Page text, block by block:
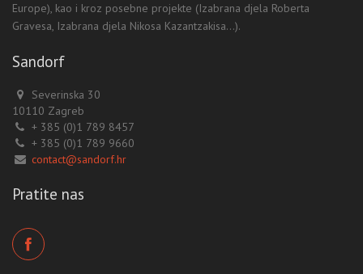
Europe), kao i kroz posebne projekte (Izabrana djela Roberta
Gravesa, Izabrana djela Nikosa Kazantzakisa...).
Sandorf
Severinska 30
10110 Zagreb
+ 385 (0)1 789 8457
+ 385 (0)1 789 9660
contact@sandorf.hr
Pratite nas